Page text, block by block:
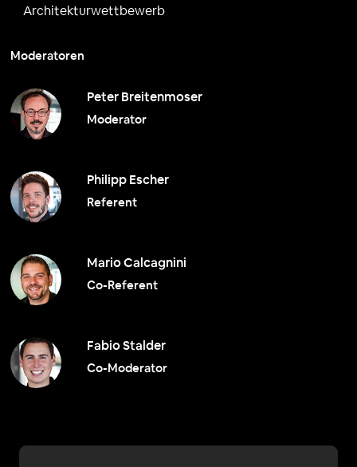
Architekturwettbewerb
Moderatoren
Peter Breitenmoser
Moderator
Philipp Escher
Referent
Mario Calcagnini
Co-Referent
Fabio Stalder
Co-Moderator